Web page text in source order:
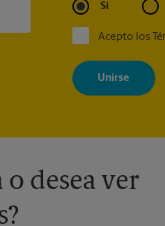
Sí
Acepto los
Al registrarse, acepta
con noticias, ofertas
adaptados a sus
momento. Para más
información, contacte al
desea ver